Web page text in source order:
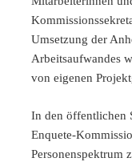
Umsetzung der
Arbeitsaufwandes
von eigenen
In den öffentlichen
Enquete-
Personenspektrum